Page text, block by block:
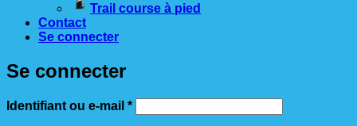
Trail course à pied
Contact
Se connecter
Se connecter
Identifiant ou e-mail *Obligatoire